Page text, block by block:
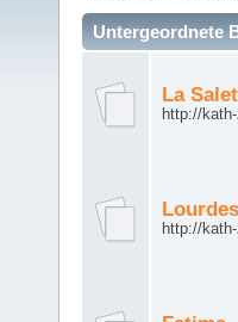
Untergeordnete
La
http://
Lourdes
http://